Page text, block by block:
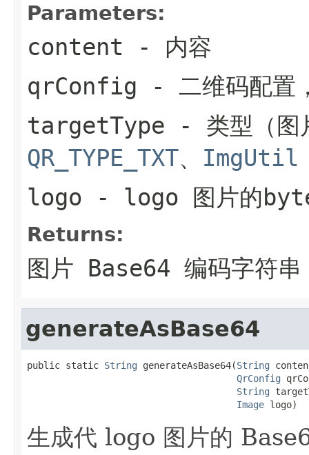
Parameters:
content - 内容
qrConfig - 二维码配置
targetType - 类型（图
QR_TYPE_TXT、 ImgUtil
logo - logo 图片的
Returns:
图片 Base64 编码字符串
generateAsBase64
public static String generateAsBase64(String
QrConfig
String
Image logo)
生成代 logo 图片的